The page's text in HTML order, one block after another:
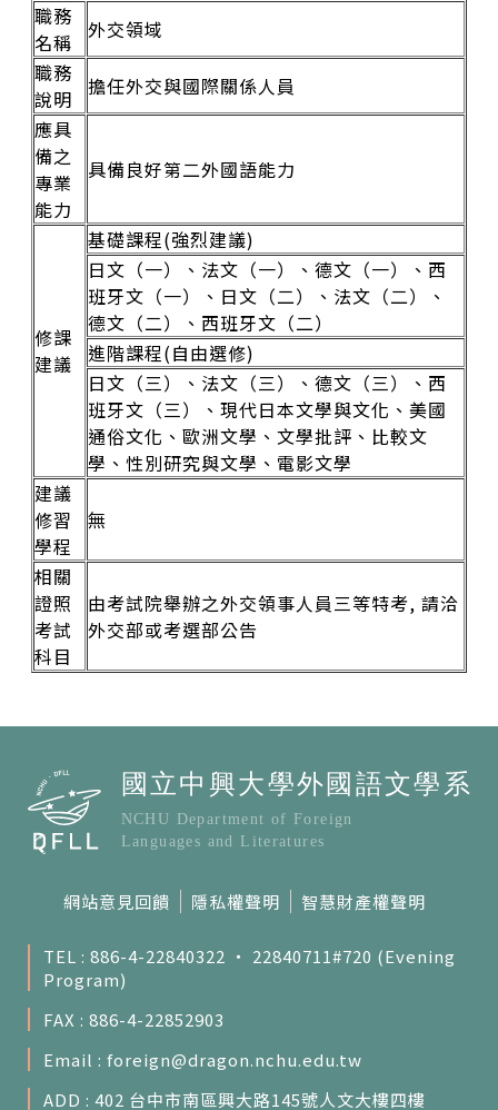
職務
名稱
外交領域
職務
說明
擔任外交與國際關係人員
應具
備之
專業
能力
具備良好第二外國語能力
修課
建議
基礎課程(強烈建議)
日文（一）、法文（一）、德文（一）、西
班牙文（一）、日文（二）、法文（二）、
德文（二）、西班牙文（二）
進階課程(自由選修)
日文（三）、法文（三）、德文（三）、西
班牙文（三）、現代日本文學與文化、美國
通俗文化、歐洲文學、文學批評、比較文
學、性別研究與文學、電影文學
建議
修習
學程
無
相關
證照
考試
科目
由考試院舉辦之外交領事人員三等特考, 請洽
外交部或考選部公告
網站意見回饋 隱私權聲明 智慧財產權聲明
TEL : 886-4-22840322 ‧ 22840711#720 (Evening
Program)
FAX : 886-4-22852903
Email : foreign@dragon.nchu.edu.tw
ADD : 402 台中市南區興大路145號人文大樓四樓